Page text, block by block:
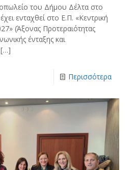
του Δήμου Δέλτα στο
ενταχθεί στο Ε.Π. «Κεντρική
(Άξονας Προτεραιότητας
ένταξης και
[…]
Περισσότερα